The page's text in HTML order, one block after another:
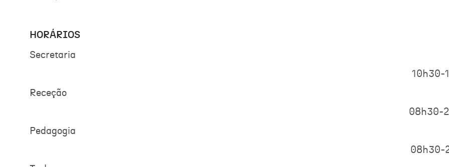
HORÁRIOS
Secretaria
10h30-
Receção
08h30-
Pedagogia
08h30-